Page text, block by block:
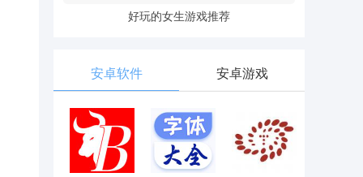
好玩的女生游戏推荐
安卓软件 安卓游戏